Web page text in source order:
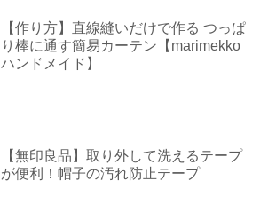
【作り方】直線縫いだけで作る つっぱ
り棒に通す簡易カーテン【marimekko
ハンドメイド】
【無印良品】取り外して洗えるテープ
が便利！帽子の汚れ防止テープ